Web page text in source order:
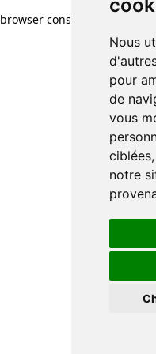
Nous
pour
de
vous
notre
browser console for more